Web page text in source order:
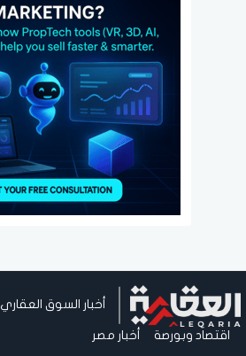
أخبار السوق العقاري
اقتصاد وبورصة أخبار مصر